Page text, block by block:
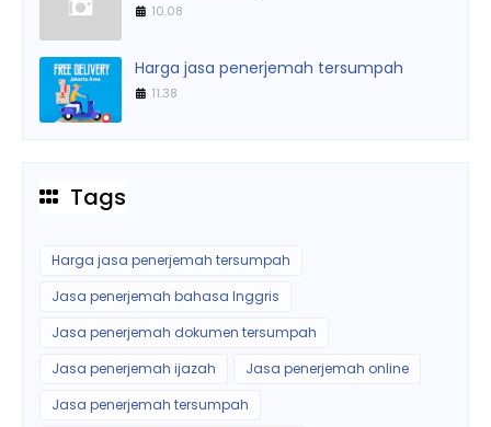
10.08
Harga jasa penerjemah tersumpah
11.38
Tags
Harga jasa penerjemah tersumpah
Jasa penerjemah bahasa Inggris
Jasa penerjemah dokumen tersumpah
Jasa penerjemah ijazah
Jasa penerjemah online
Jasa penerjemah tersumpah